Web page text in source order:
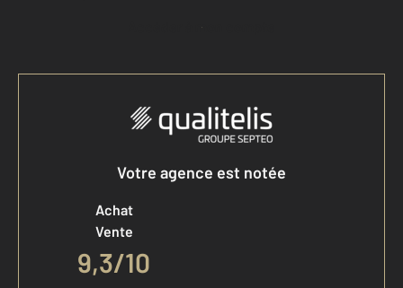
Accéder à mon compte
Votre agence est notée
Achat
Vente
9,3/10